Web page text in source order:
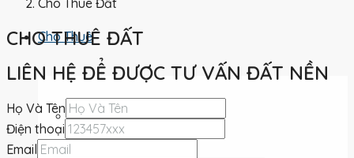
Cho Thuê
Chung Cư Cho Thuê
Cho Thuê Đất
CHO THUÊ ĐẤT
LIÊN HỆ ĐỂ ĐƯỢC TƯ VẤN ĐẤT NỀN
Họ Và Tên
Điện thoại
Email